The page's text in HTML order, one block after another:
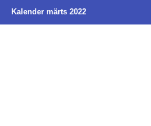
Kalender märts 2022